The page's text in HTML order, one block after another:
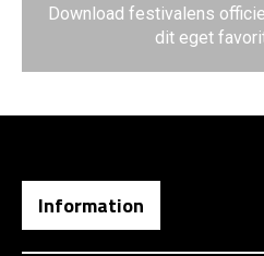
Download festivalens
dit eget
Information